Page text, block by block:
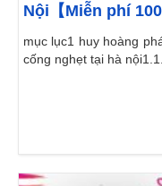
Nội【Miễn phí
mục lục1 huy hoàng
cống nghẹt tại hà